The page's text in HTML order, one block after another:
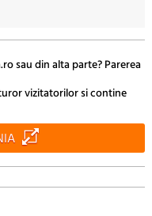
sau din alta parte? Parerea
vizitatorilor si contine